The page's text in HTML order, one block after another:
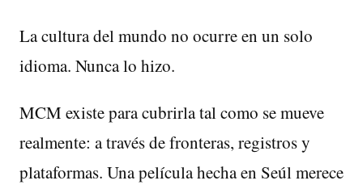
La cultura del mundo no ocurre en un solo
idioma. Nunca lo hizo.
MCM existe para cubrirla tal como se mueve
realmente: a través de fronteras, registros y
plataformas. Una película hecha en Seúl merece